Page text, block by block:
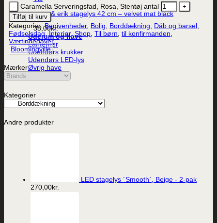
ester & erik stagelys 42 cm – velvet mat black
38,00kr.
Uderum og have
Lanterner
Udendørs krukker
Udendørs LED-lys
Øvrig have
Caramella Serveringsfad, Rosa, Stentøj antal
Tilføj til kurv
Kategorier:Begivenheder, Bolig, Borddækning, Dåb og barsel,
Fødselsdag,Interiør,Shop, Til børn, til konfirmanden,
Værtindegaver
Bloomingville
Mærker
Kategorier
Andre produkter
LED stagelys ´Smooth`, Beige - 2-pak
270,00kr.